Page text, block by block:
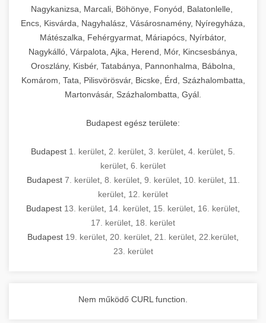
Nagykanizsa, Marcali, Böhönye, Fonyód, Balatonlelle,
Encs, Kisvárda, Nagyhalász, Vásárosnamény, Nyíregyháza,
Mátészalka, Fehérgyarmat, Máriapócs, Nyírbátor,
Nagykálló, Várpalota, Ajka, Herend, Mór, Kincsesbánya,
Oroszlány, Kisbér, Tatabánya, Pannonhalma, Bábolna,
Komárom, Tata, Pilisvörösvár, Bicske, Érd, Százhalombatta,
Martonvásár, Százhalombatta, Gyál.
Budapest egész területe:
Budapest 1. kerület 2. kerület 3. kerület 4. kerület 5.
kerület 6. kerület
Budapest 7. kerület, 8. kerület, 9. kerület, 10. kerület, 11.
kerület 12. kerület
Budapest 13. kerület 14. kerület 15. kerület 16. kerület
17. kerület 18. kerület
Budapest 19. kerület 20. kerület 21. kerület 22.kerület
23. kerület
Nem működő CURL function.